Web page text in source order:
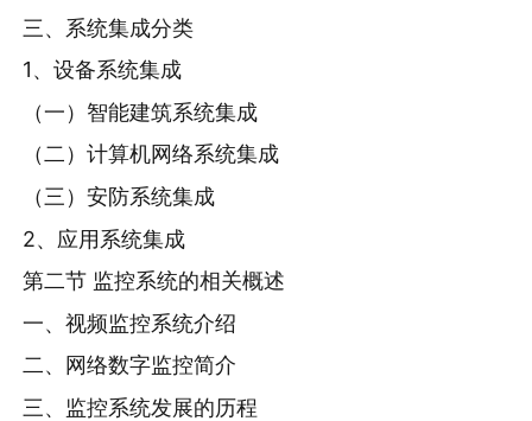
三、系统集成分类
1、设备系统集成
（一）智能建筑系统集成
（二）计算机网络系统集成
（三）安防系统集成
2、应用系统集成
第二节 监控系统的相关概述
一、视频监控系统介绍
二、网络数字监控简介
三、监控系统发展的历程